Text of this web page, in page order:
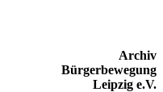
Archiv
Bürgerbewegung
Leipzig e.V.